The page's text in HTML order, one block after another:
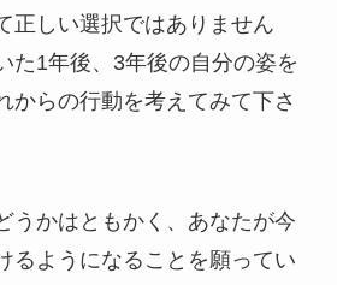
正しい選択ではありません
た1年後、3年後の自分の姿を
からの行動を考えてみて下さ
うかはともかく、あなたが今
るようになることを願ってい